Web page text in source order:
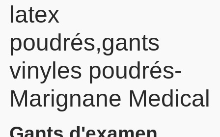
latex
poudrés,gants
vinyles poudrés-
Marignane Medical